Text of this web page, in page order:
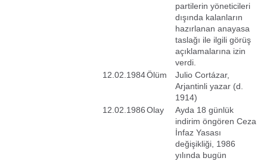
partilerin yöneticileri
dışında kalanların
hazırlanan anayasa
taslağı ile ilgili görüş
açıklamalarına izin
verdi.
12.02.1984Ölüm
Julio Cortázar,
Arjantinli yazar (d.
1914)
12.02.1986Olay
Ayda 18 günlük
indirim öngören Ceza
İnfaz Yasası
değişikliği, 1986
yılında bugün